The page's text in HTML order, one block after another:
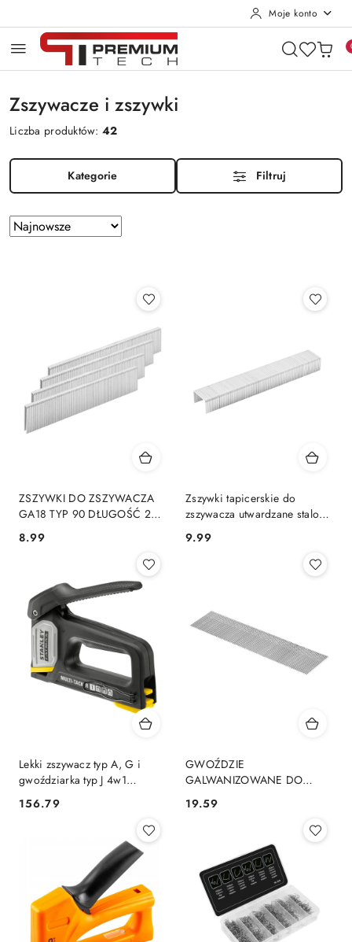
Moje konto
Zszywacze i zszywki
Liczba produktów:42
Kategorie Filtruj
Zastosowano
sortowanie:
Sortuj
według
ZSZYWKI DO ZSZYWACZA
GA18 TYP 90 DŁUGOŚĆ 28
MM 400 SZTUK DOUŻYCIA Z
WIELOMA RODZAJAMI
Cena:
8.99
Zszywki tapicerskie do
zszywacza utwardzane stalowe
typ j 8 mm 2000 szt NEO
TOOLS1 6-508
Cena:
9.99
Lekki zszywacz typ A, G i
gwoździarka typ J 4w1
FatMax
Cena:
156.79
GWOŹDZIE
GALWANIZOWANE DO
PNEUMATYCZNEGO (14-
DŁUGOŚĆ 25 MM, 4000 14-
653 NEO TOOLS
Cena:
19.59